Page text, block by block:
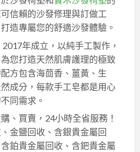
信賴的沙發修理與訂做工
造專屬您的舒適沙發體驗。
2017年成立，以純手工製作，
您打造天然肌膚護理的極致
方包含海茴香、薑黃、生
成分，每款手工皂都是用心
同需求。
、買賣，24小時全省服務！
金鹽回收、含銀貴金屬回
鉑貴金屬回收、含鈀貴金屬